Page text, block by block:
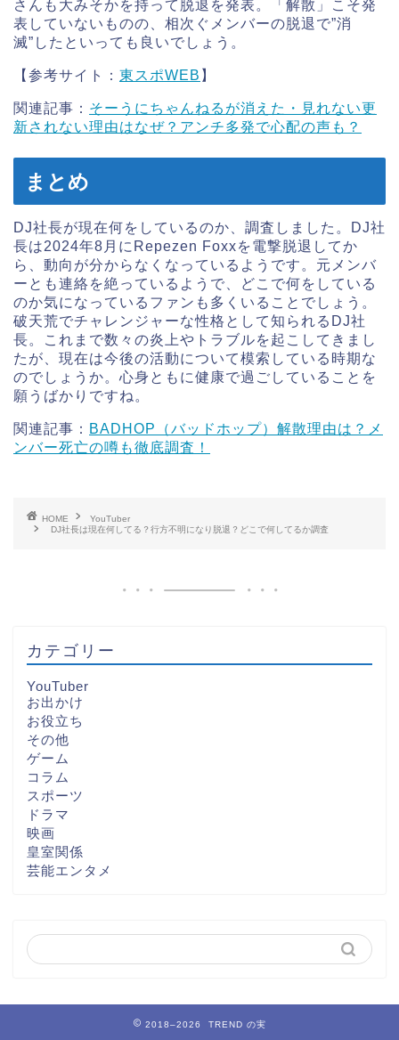
さんも大みそかを持って脱退を発表。「解散」こそ発
表していないものの、相次ぐメンバーの脱退で”消
滅”したといっても良いでしょう。
【参考サイト： 東スポWEB 】
関連記事： そーうにちゃんねるが消えた・見れない更
新されない理由はなぜ？アンチ多発で心配の声も？
まとめ
DJ社長が現在何をしているのか、調査しました。DJ社
長は2024年8月にRepezen Foxxを電撃脱退してか
ら、動向が分からなくなっているようです。元メンバ
ーとも連絡を絶っているようで、どこで何をしている
のか気になっているファンも多くいることでしょう。
破天荒でチャレンジャーな性格として知られるDJ社
長。これまで数々の炎上やトラブルを起こしてきまし
たが、現在は今後の活動について模索している時期な
のでしょうか。心身ともに健康で過ごしていることを
願うばかりですね。
関連記事： BADHOP（バッドホップ）解散理由は？メ
ンバー死亡の噂も徹底調査！
HOME
YouTuber
DJ社長は現在何してる？行方不明になり脱退？どこで何してるか調査
カテゴリー
YouTuber
お出かけ
お役立ち
その他
ゲーム
コラム
スポーツ
ドラマ
映画
皇室関係
芸能エンタメ
2018–2026 TREND の実